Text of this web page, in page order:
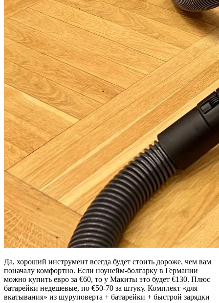
Да, хороший инструмент всегда будет стоить дороже, чем вам
поначалу комфортно. Если ноунейм-болгарку в Германии
можно купить евро за €60, то у Макиты это будет €130. Плюс
батарейки недешевые, по €50-70 за штуку. Комплект «для
вкатывания» из шуруповерта + батарейки + быстрой зарядки